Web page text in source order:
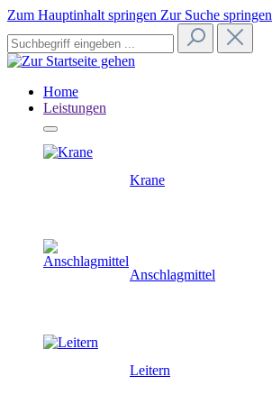
Zum Hauptinhalt springen Zur Suche springen
Home
Leistungen
Krane
Anschlagmittel
Leitern